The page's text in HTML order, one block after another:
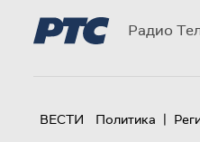
Радио
ВЕСТИ Политика |